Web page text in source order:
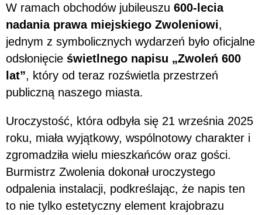
W ramach obchodów jubileuszu 600-lecia
nadania prawa miejskiego Zwoleniowi,
jednym z symbolicznych wydarzeń było oficjalne
odsłonięcie świetlnego napisu „Zwoleń 600
lat”, który od teraz rozświetla przestrzeń
publiczną naszego miasta.
Uroczystość, która odbyła się 21 września 2025
roku, miała wyjątkowy, wspólnotowy charakter i
zgromadziła wielu mieszkańców oraz gości.
Burmistrz Zwolenia dokonał uroczystego
odpalenia instalacji, podkreślając, że napis ten
to nie tylko estetyczny element krajobrazu